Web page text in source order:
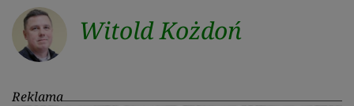
Witold Kożdoń
Reklama